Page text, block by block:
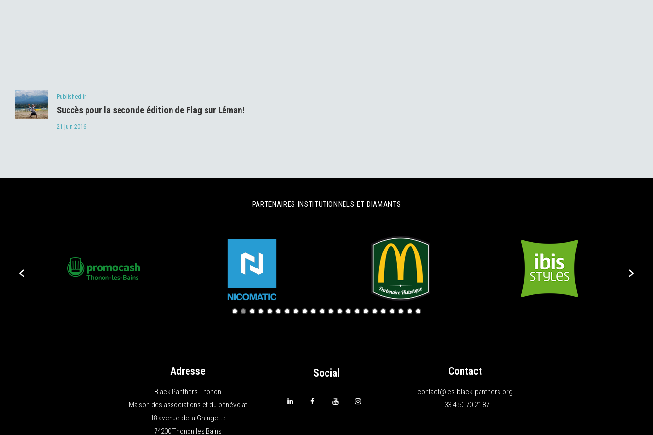
de
l’article
Published in
post:
Succès pour la seconde édition de Flag sur Léman!
21 juin 2016
PARTENAIRES INSTITUTIONNELS ET DIAMANTS
Adresse
Black Panthers Thonon
Maison des associations et du bénévolat
18 avenue de la Grangette
74200 Thonon les Bains
Social Contact
contact@les-black-panthers.org
+33 4 50 70 21 87